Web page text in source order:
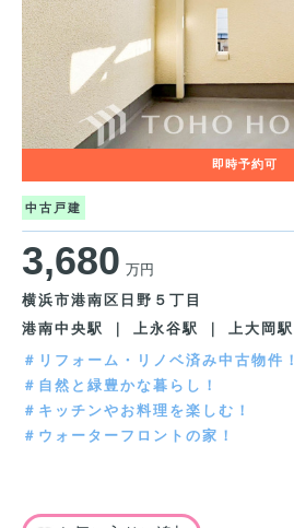
中古戸建
3,680 万円
横浜市港南区日野５丁目
港南中央駅 ｜ 上永谷駅 ｜ 上大岡駅
＃リフォーム・リノベ済み中古物件！
＃自然と緑豊かな暮らし！
＃キッチンやお料理を楽しむ！
＃ウォーターフロントの家！